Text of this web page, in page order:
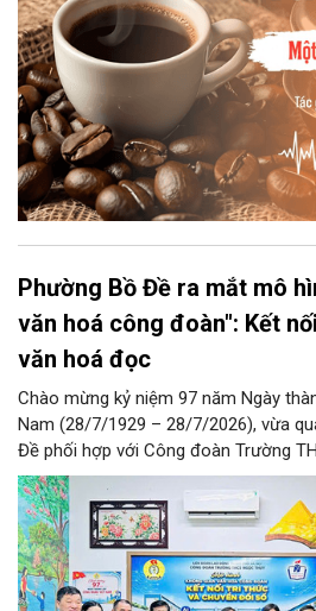
Phường Bồ Đề ra mắt mô
văn hoá công đoàn": Kết
văn hoá đọc
Chào mừng kỷ niệm 97 năm Ngày
Nam (28/7/1929 – 28/7/2026), vừa
Đề phối hợp với Công đoàn Trường
đoàn Trường Tiểu học Ái Mộ B tổ
“Không gian văn hóa công đoàn”.